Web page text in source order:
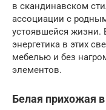
в скандинавском
ассоциации с
устоявшейся жизни.
энергетика в этих
мебелью и без
элементов.
Белая прихожая